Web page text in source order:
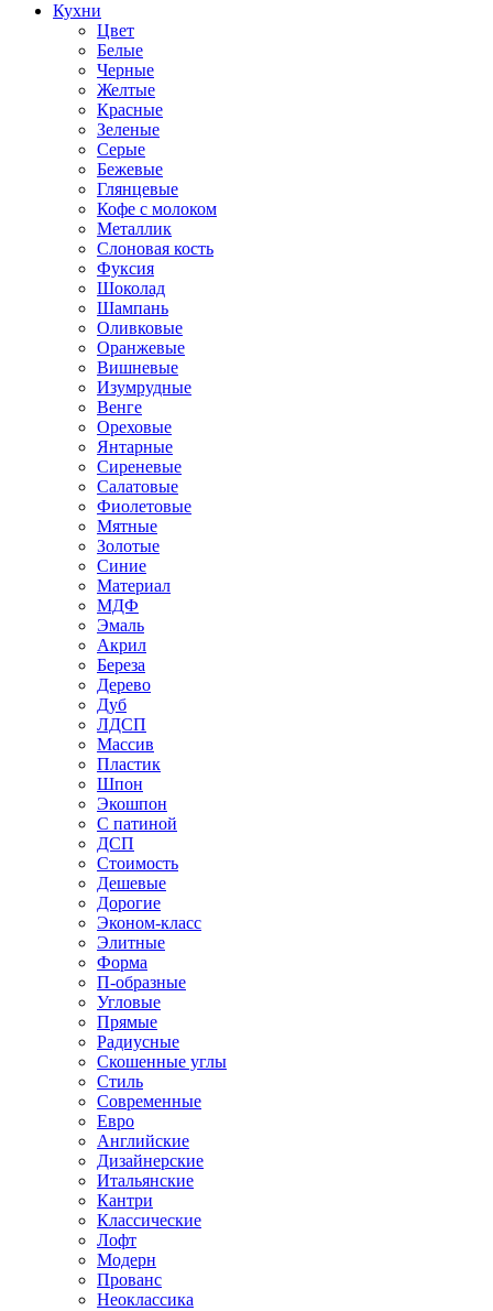
Кухни
Цвет
Белые
Черные
Желтые
Красные
Зеленые
Серые
Бежевые
Глянцевые
Кофе с молоком
Металлик
Слоновая кость
Фуксия
Шоколад
Шампань
Оливковые
Оранжевые
Вишневые
Изумрудные
Венге
Ореховые
Янтарные
Сиреневые
Салатовые
Фиолетовые
Мятные
Золотые
Синие
Материал
МДФ
Эмаль
Акрил
Береза
Дерево
Дуб
ЛДСП
Массив
Пластик
Шпон
Экошпон
С патиной
ДСП
Стоимость
Дешевые
Дорогие
Эконом-класс
Элитные
Форма
П-образные
Угловые
Прямые
Радиусные
Скошенные углы
Стиль
Современные
Евро
Английские
Дизайнерские
Итальянские
Кантри
Классические
Лофт
Модерн
Прованс
Неоклассика